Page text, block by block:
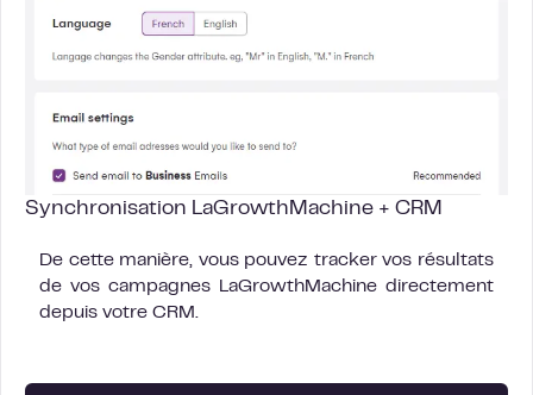
Synchronisation LaGrowthMachine + CRM
De cette manière, vous pouvez tracker vos résultats
de vos campagnes LaGrowthMachine directement
depuis votre CRM.